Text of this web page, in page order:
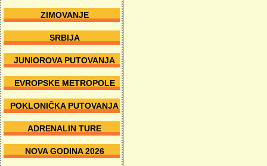
ZIMOVANJE
SRBIJA
JUNIOROVA PUTOVANJA
EVROPSKE METROPOLE
POKLONIČKA PUTOVANJA
ADRENALIN TURE
NOVA GODINA 2026